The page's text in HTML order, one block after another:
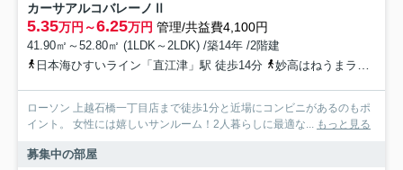
カーサアルコバレーノⅡ
5.35万円～6.25万円 管理/共益費4,100円
41.90㎡～52.80㎡ (1LDK～2LDK) /築14年 /2階建
日本海ひすいライン「直江津」駅 徒歩14分
妙高はねうまライン「直江津」駅 徒歩14分
ローソン 上越石橋一丁目店まで徒歩1分と近場にコンビニがあるのもポ
イント。 女性には嬉しいサンルーム！2人暮らしに最適な... もっと見る
募集中の部屋